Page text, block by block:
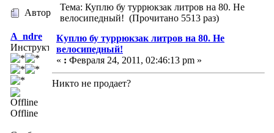
Автор
Тема: Куплю бу туррюкзак литров на 80. Не
велосипедный! (Прочитано 5513 раз)
A_ndre
Инструктор
Offline
Куплю бу туррюкзак литров на 80. Не
велосипедный!
« : Февраля 24, 2011, 02:46:13 pm »
Никто не продает?